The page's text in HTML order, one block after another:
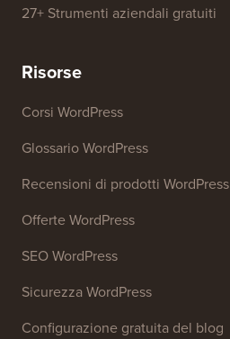
27+ Strumenti aziendali gratuiti
Risorse
Corsi WordPress
Glossario WordPress
Recensioni di prodotti WordPress
Offerte WordPress
SEO WordPress
Sicurezza WordPress
Configurazione gratuita del blog